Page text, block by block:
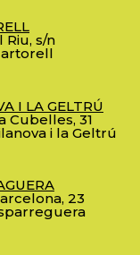
Riu, s/n
I LA GELTRÚ
Cubelles, 31
i la Geltrú
23